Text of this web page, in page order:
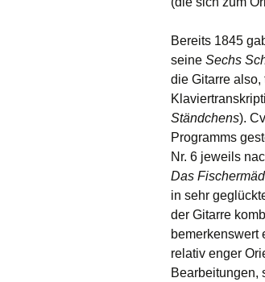
Bereits 1845
seine Sechs
die Gitarre
Ständchens).
Programms
Nr. 6 jeweils
Das
in sehr
der Gitarre
bemerkenswert
relativ enger
Bearbeitungen,